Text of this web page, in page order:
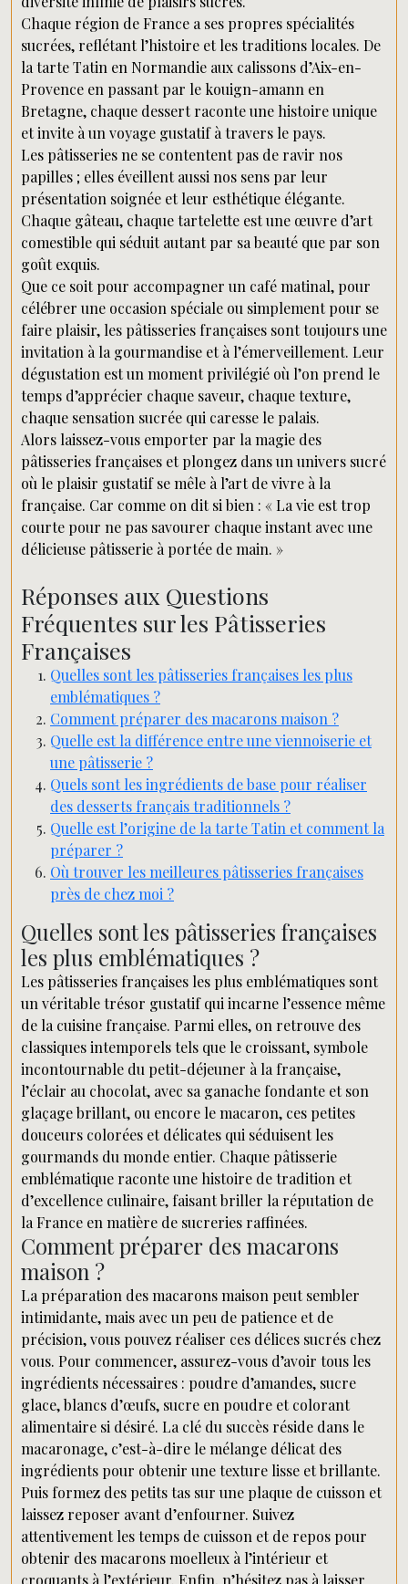
Chaque région de France a ses propres spécialités
sucrées, reflétant l’histoire et les traditions locales. De
la tarte Tatin en Normandie aux calissons d’Aix-en-
Provence en passant par le kouign-amann en
Bretagne, chaque dessert raconte une histoire unique
et invite à un voyage gustatif à travers le pays.
Les pâtisseries ne se contentent pas de ravir nos
papilles ; elles éveillent aussi nos sens par leur
présentation soignée et leur esthétique élégante.
Chaque gâteau, chaque tartelette est une œuvre d’art
comestible qui séduit autant par sa beauté que par son
goût exquis.
Que ce soit pour accompagner un café matinal, pour
célébrer une occasion spéciale ou simplement pour se
faire plaisir, les pâtisseries françaises sont toujours une
invitation à la gourmandise et à l’émerveillement. Leur
dégustation est un moment privilégié où l’on prend le
temps d’apprécier chaque saveur, chaque texture,
chaque sensation sucrée qui caresse le palais.
Alors laissez-vous emporter par la magie des
pâtisseries françaises et plongez dans un univers sucré
où le plaisir gustatif se mêle à l’art de vivre à la
française. Car comme on dit si bien : « La vie est trop
courte pour ne pas savourer chaque instant avec une
délicieuse pâtisserie à portée de main. »
Réponses aux Questions
Fréquentes sur les Pâtisseries
Françaises
Quelles sont les pâtisseries françaises les plus
emblématiques ?
Comment préparer des macarons maison ?
Quelle est la différence entre une viennoiserie et
une pâtisserie ?
Quels sont les ingrédients de base pour réaliser
des desserts français traditionnels ?
Quelle est l’origine de la tarte Tatin et comment la
préparer ?
Où trouver les meilleures pâtisseries françaises
près de chez moi ?
Quelles sont les pâtisseries françaises
les plus emblématiques ?
Les pâtisseries françaises les plus emblématiques sont
un véritable trésor gustatif qui incarne l’essence même
de la cuisine française. Parmi elles, on retrouve des
classiques intemporels tels que le croissant, symbole
incontournable du petit-déjeuner à la française,
l’éclair au chocolat, avec sa ganache fondante et son
glaçage brillant, ou encore le macaron, ces petites
douceurs colorées et délicates qui séduisent les
gourmands du monde entier. Chaque pâtisserie
emblématique raconte une histoire de tradition et
d’excellence culinaire, faisant briller la réputation de
la France en matière de sucreries raffinées.
Comment préparer des macarons
maison ?
La préparation des macarons maison peut sembler
intimidante, mais avec un peu de patience et de
précision, vous pouvez réaliser ces délices sucrés chez
vous. Pour commencer, assurez-vous d’avoir tous les
ingrédients nécessaires : poudre d’amandes, sucre
glace, blancs d’œufs, sucre en poudre et colorant
alimentaire si désiré. La clé du succès réside dans le
macaronage, c’est-à-dire le mélange délicat des
ingrédients pour obtenir une texture lisse et brillante.
Puis formez des petits tas sur une plaque de cuisson et
laissez reposer avant d’enfourner. Suivez
attentivement les temps de cuisson et de repos pour
obtenir des macarons moelleux à l’intérieur et
croquants à l’extérieur. Enfin, n’hésitez pas à laisser